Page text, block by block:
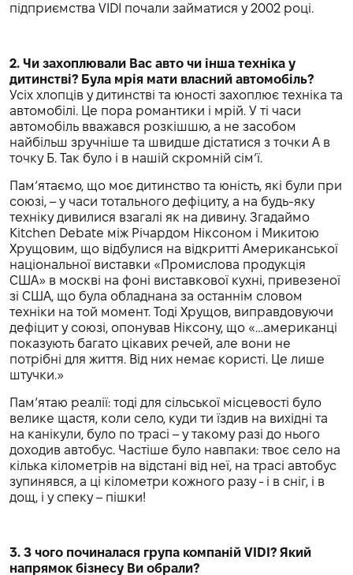
підприємства VIDI почали займатися у 2002 році.
2. Чи захоплювали Вас авто чи інша техніка у
дитинстві? Була мрія мати власний автомобіль?
Усіх хлопців у дитинстві та юності захоплює техніка та
автомобілі. Це пора романтики і мрій. У ті часи
автомобіль вважався розкішшю, а не засобом
найбільш зручніше та швидше дістатися з точки А в
точку Б. Так було і в нашій скромній сім‘ї.
Пам‘ятаємо, що моє дитинство та юність, які були при
союзі, – у часи тотального дефіциту, а на будь-яку
техніку дивилися взагалі як на дивину. Згадаймо
Kitchen Debate між Річардом Ніксоном і Микитою
Хрущовим, що відбулися на відкритті Американської
національної виставки «Промислова продукція
США» в москві на фоні виставкової кухні, привезеної
зі США, що була обладнана за останнім словом
техніки на той момент. Тоді Хрущов, виправдовуючи
дефіцит у союзі, опонував Ніксону, що «…американці
показують багато цікавих речей, але вони не
потрібні для життя. Від них немає користі. Це лише
штучки.»
Пам‘ятаю реалії: тоді для сільської місцевості було
велике щастя, коли село, куди ти їздив на вихідні та
на канікули, було по трасі – у такому разі до нього
доходив автобус. Частіше було навпаки: твоє село на
кілька кілометрів на відстані від неї, на трасі автобус
зупинявся, а ці кілометри кожного разу - і в сніг, і в
дощ, і у спеку – пішки!
3. З чого починалася група компаній VIDI? Який
напрямок бізнесу Ви обрали?